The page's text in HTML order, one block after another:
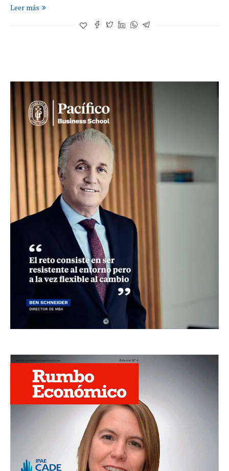
Leer más